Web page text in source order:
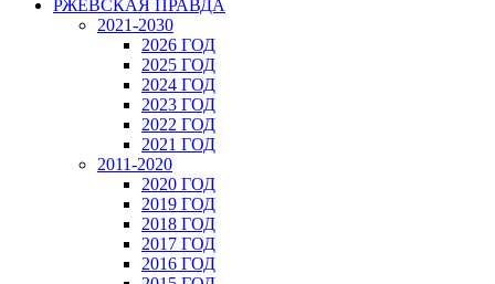
РЖЕВСКАЯ ПРАВДА
2021-2030
2026 ГОД
2025 ГОД
2024 ГОД
2023 ГОД
2022 ГОД
2021 ГОД
2011-2020
2020 ГОД
2019 ГОД
2018 ГОД
2017 ГОД
2016 ГОД